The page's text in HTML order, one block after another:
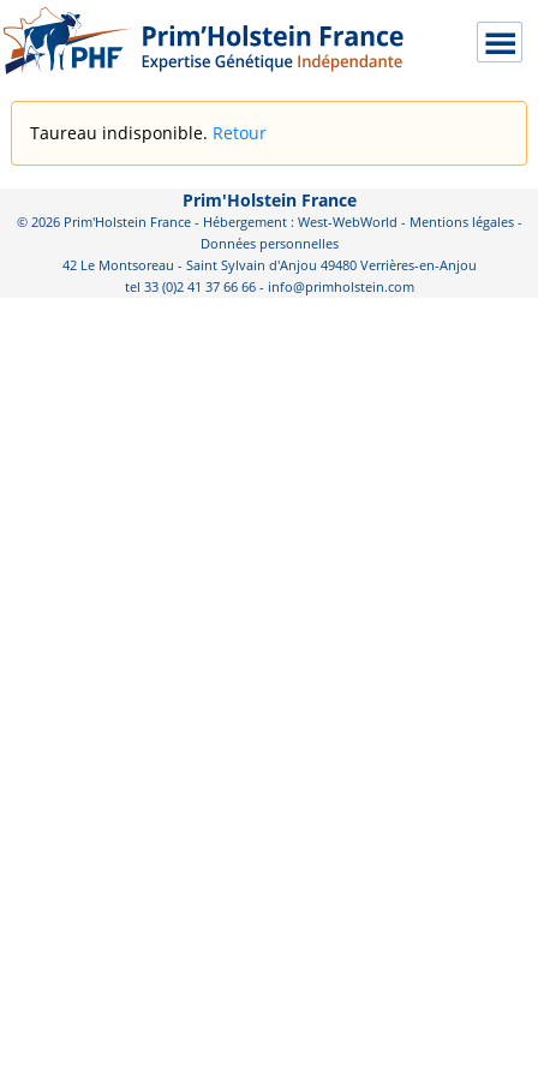
Taureau indisponible. Retour
Prim'Holstein France
© 2026 Prim'Holstein France - Hébergement : West-WebWorld - Mentions légales-
Données personnelles
42 Le Montsoreau - Saint Sylvain d'Anjou 49480 Verrières-en-Anjou
tel 33 (0)2 41 37 66 66 - info@primholstein.com